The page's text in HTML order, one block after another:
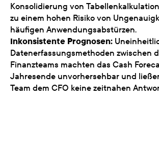
Konsolidierung von
zu einem hohen Risiko von
häufigen Anwendungsabstürzen.
Inkonsistente Prognosen:
Datenerfassungsmethoden zwischen
Finanzteams machten das Cash
Jahresende unvorhersehbar und
Team dem CFO keine zeitnahen